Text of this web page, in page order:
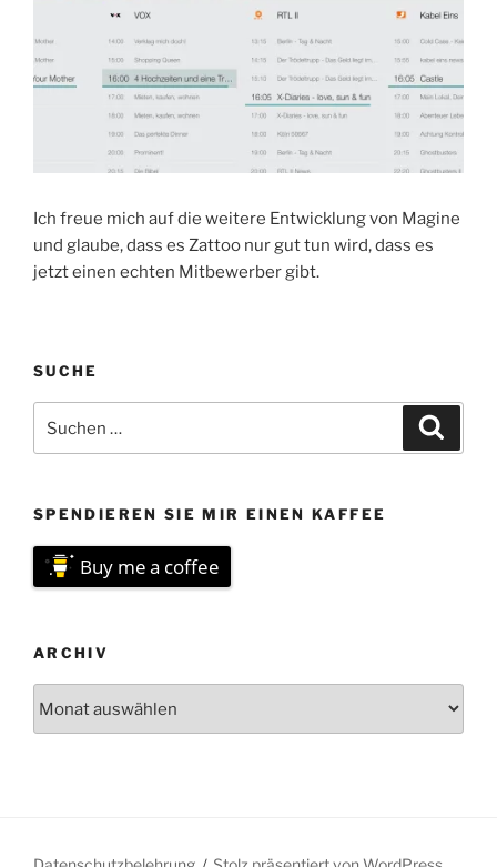
Ich freue mich auf die weitere Entwicklung von Magine
und glaube, dass es Zattoo nur gut tun wird, dass es
jetzt einen echten Mitbewerber gibt.
SUCHE
nach:
SPENDIEREN SIE MIR EINEN KAFFEE
Buy me a coffee
ARCHIV